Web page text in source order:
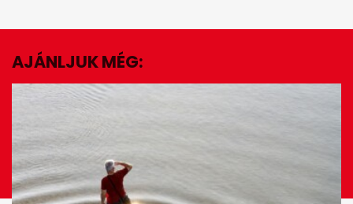
minutes,
seconds
EZ IS ÉRDEKELHET
AJÁNLJUK MÉG: